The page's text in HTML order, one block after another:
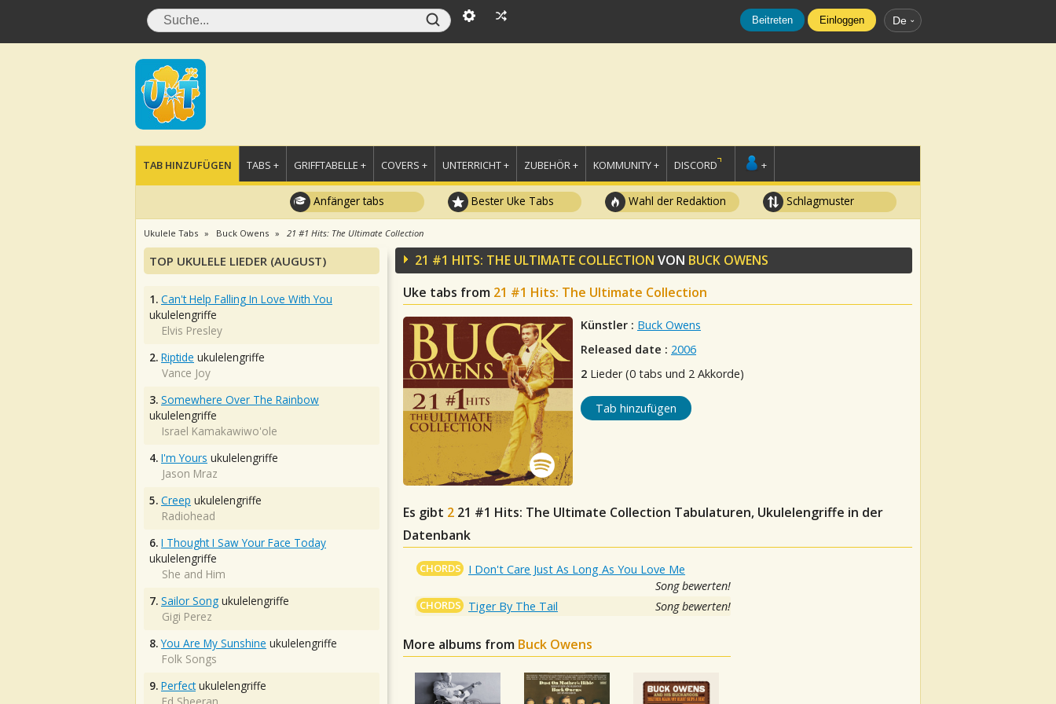
Beitreten Einloggen De
TAB HINZUFÜGEN TABS + GRIFFTABELLE + COVERS + UNTERRICHT + ZUBEHÖR + KOMMUNITY + DISCORD +
Anfänger tabs Bester Uke Tabs Wahl der Redaktion Schlagmuster
Ukulele Tabs Buck Owens 21 #1 Hits: The Ultimate Collection
21 #1 HITS: THE ULTIMATE COLLECTION VON BUCK OWENS
Uke tabs from 21 #1 Hits: The Ultimate Collection
Künstler : Buck Owens
Released date : 2006
2 Lieder (0 tabs und 2 Akkorde)
Tab hinzufügen
Es gibt 2 21 #1 Hits: The Ultimate Collection Tabulaturen, Ukulelengriffe in der
Datenbank
CHORDS I Don't Care Just As Long As You Love Me
Song bewerten!
CHORDS Tiger By The Tail Song bewerten!
More albums from Buck Owens
TOP UKULELE LIEDER (AUGUST)
1. Can't Help Falling In Love With You
ukulelengriffe
Elvis Presley
2. Riptide ukulelengriffe
Vance Joy
3. Somewhere Over The Rainbow
ukulelengriffe
Israel Kamakawiwo'ole
4. I'm Yours ukulelengriffe
Jason Mraz
5. Creep ukulelengriffe
Radiohead
6. I Thought I Saw Your Face Today
ukulelengriffe
She and Him
7. Sailor Song ukulelengriffe
Gigi Perez
8. You Are My Sunshine ukulelengriffe
Folk Songs
9. Perfectukulelengriffe